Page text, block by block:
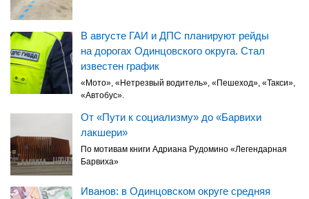
В августе ГАИ и ДПС планируют рейды
на дорогах Одинцовского округа. Стал
известен график
«Мото», «Нетрезвый водитель», «Пешеход», «Такси»,
«Автобус».
От «Пути к социализму» до «Барвихи
лакшери»
По мотивам книги Адриана Рудомино «Легендарная
Барвиха»
Иванов: в Одинцовском округе средняя